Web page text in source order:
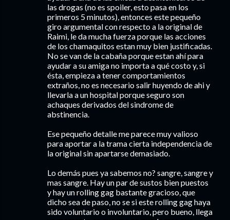
las drogas (no es spoiler, esto pasa en los
primeros 5 minutos), entonces este pequeño
giro argumental con respecto a la original de
Raimi, le da mucha fuerza porque las acciones
de los chamaquitos estan muy bien justificadas.
No se van de la cabaña porque estan ahí para
ayudar a su amiga no importa a qué costo y, si
ésta, empieza a tener comportamientos
extraños, no es necesario salir huyendo de ahi y
llevarla a un hospital porque seguro son
achaques derivados del sindrome de
abstinencia.
Ese pequeño detalle me parece muy valioso
para aportar a la trama cierta independencia de
la original sin apartarse demasiado.
Lo demás pues ya sabemos no? sangre, sangre y
mas sangre. Hay un par de sustos bien puestos
y hay un rolling gag bastante gracioso, que
dicho sea de paso, no se si este rolling gag haya
sido voluntario o involuntario, pero bueno, llega